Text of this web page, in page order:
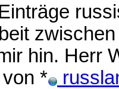
hin. Herr
*